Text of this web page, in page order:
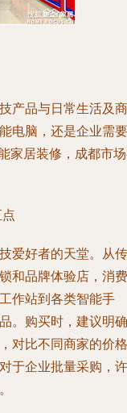
产品与日常生活及商
电脑，还是企业需要
家居装修，成都市
爱好者的天堂。从传
和品牌体验店，消费
作站到各类智能手
。购买时，建议明确
对比不同商家的价格
于企业批量采购，许